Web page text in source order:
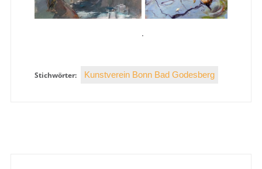
.
Stichwörter: Kunstverein Bonn Bad Godesberg